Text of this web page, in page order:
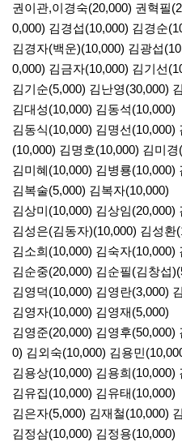
권이관,이경숙(20,000) 권혁필
0,000) 김경섭(10,000) 김경순
김경자(백운)(10,000) 김광섭
0,000) 김금자(10,000) 김기선
김기순(5,000) 김난영(30,000)
김대성(10,000) 김동석(10,000)
김동식(10,000) 김명선(10,000)
(10,000) 김명호(10,000) 김미경
김미혜(10,000) 김병룡(10,000)
김복술(5,000) 김복자(10,000)
김상미(10,000) 김상임(20,000)
김성은(김동자)(10,000) 김성환
김소희(10,000) 김숙자(10,000)
김순중(20,000) 김순필(김창섭
김영덕(10,000) 김영란(3,000)
김영자(10,000) 김영재(5,000)
김영준(20,000) 김영후
0) 김외숙(10,000) 김용민
김용상(10,000) 김용희(10,000)
김유집(10,000) 김유태(10,000)
김은자(5,000) 김재철(10,000)
김정삼(10,000) 김정용(10,000)